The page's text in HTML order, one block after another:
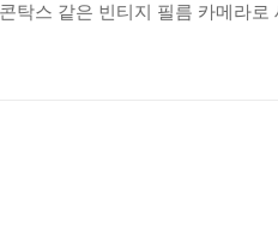
스 같은 빈티지 필름 카메라로